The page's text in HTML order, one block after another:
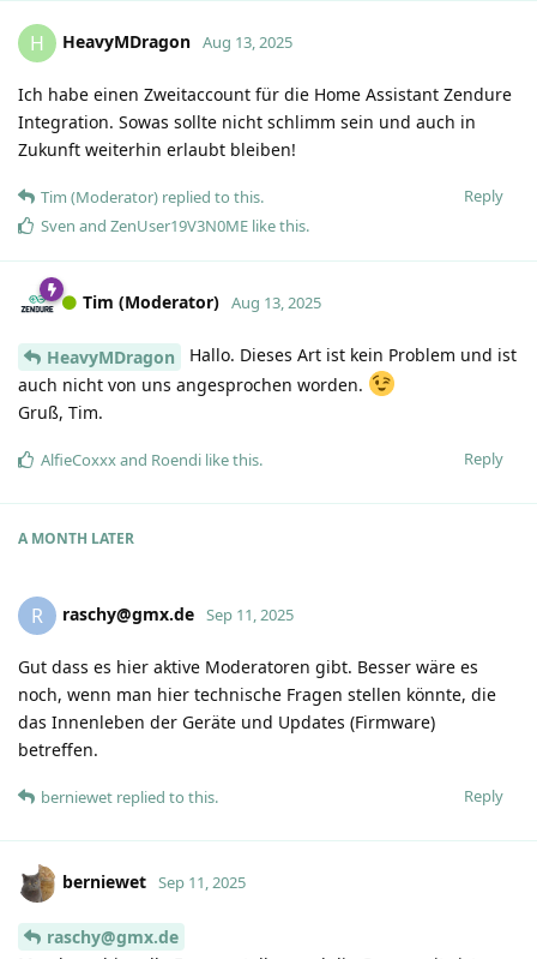
H HeavyMDragon Aug 13, 2025
Ich habe einen Zweitaccount für die Home Assistant Zendure
Integration. Sowas sollte nicht schlimm sein und auch in
Zukunft weiterhin erlaubt bleiben!
Reply
Tim (Moderator) replied to this.
Sven and ZenUser19V3N0ME like this.
Tim (Moderator) Aug 13, 2025
HeavyMDragon
Hallo. Dieses Art ist kein Problem und ist
auch nicht von uns angesprochen worden.
Gruß, Tim.
Reply
AlfieCoxxxand Roendi like this.
A MONTH LATER
R raschy@gmx.de Sep 11, 2025
Gut dass es hier aktive Moderatoren gibt. Besser wäre es
noch, wenn man hier technische Fragen stellen könnte, die
das Innenleben der Geräte und Updates (Firmware)
betreffen.
Reply
berniewet replied to this.
berniewet Sep 11, 2025
raschy@gmx.de